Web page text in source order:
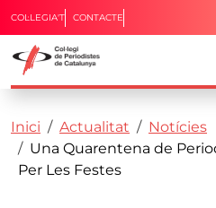
Vés al contingut
Capçalera
COL·LEGIA'T CONTACTE
Fil d'ariadna
Inici Actualitat
Notícies
Una Quarentena de
Per Les Festes